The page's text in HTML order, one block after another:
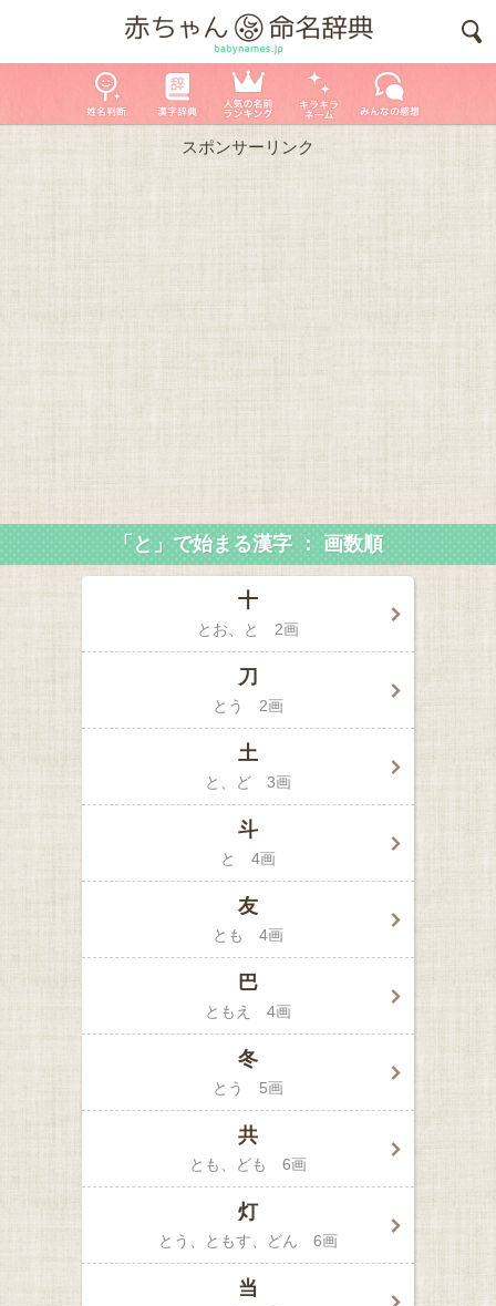
スポンサーリンク
「と」で始まる漢字 ： 画数順
十
とお と 2画
刀
とう 2画
土
と ど 3画
斗
と 4画
友
とも 4画
巴
ともえ 4画
冬
とう 5画
共
とも ども 6画
灯
とう ともす どん 6画
当